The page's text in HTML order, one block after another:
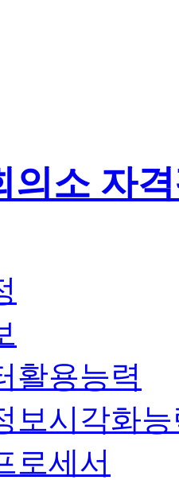
의소 자
활용능력
보시각화
로세서